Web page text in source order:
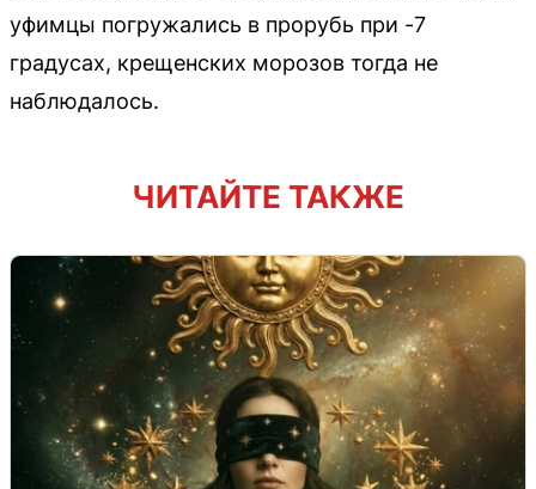
уфимцы погружались в прорубь при -7
градусах, крещенских морозов тогда не
наблюдалось.
ЧИТАЙТЕ ТАКЖЕ